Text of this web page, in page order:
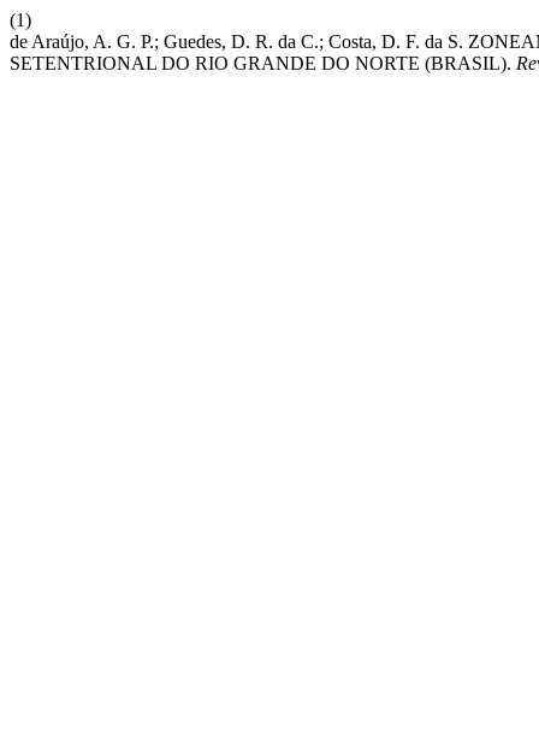
(1)
de Araújo, A. G. P.; Guedes, D. R. da C.; Costa, D. F. da S.
SETENTRIONAL DO RIO GRANDE DO NORTE (BRASIL).